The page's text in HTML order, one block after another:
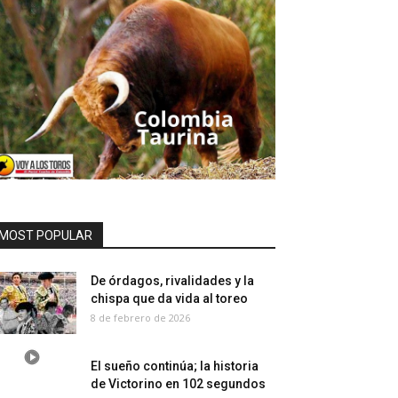
POPULAR
De órdagos, rivalidades y la
chispa que da vida al toreo
8 de febrero de 2026
El sueño continúa; la historia
de Victorino en 102 segundos